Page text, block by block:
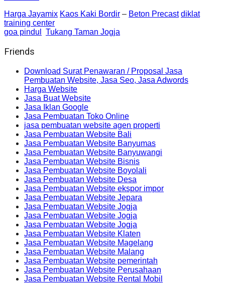
Harga Jayamix Kaos Kaki Bordir – Beton Precast diklat
training center
goa pindul
Tukang Taman Jogja
Friends
Download Surat Penawaran / Proposal Jasa
Pembuatan Website, Jasa Seo, Jasa Adwords
Harga Website
Jasa Buat Website
Jasa Iklan Google
Jasa Pembuatan Toko Online
jasa pembuatan website agen properti
Jasa Pembuatan Website Bali
Jasa Pembuatan Website Banyumas
Jasa Pembuatan Website Banyuwangi
Jasa Pembuatan Website Bisnis
Jasa Pembuatan Website Boyolali
Jasa Pembuatan Website Desa
Jasa Pembuatan Website ekspor impor
Jasa Pembuatan Website Jepara
Jasa Pembuatan Website Jogja
Jasa Pembuatan Website Jogja
Jasa Pembuatan Website Jogja
Jasa Pembuatan Website Klaten
Jasa Pembuatan Website Magelang
Jasa Pembuatan Website Malang
Jasa Pembuatan Website pemerintah
Jasa Pembuatan Website Perusahaan
Jasa Pembuatan Website Rental Mobil